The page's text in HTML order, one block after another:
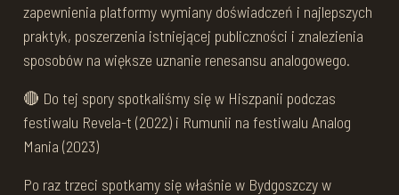
zapewnienia platformy wymiany doświadczeń i najlepszych
praktyk, poszerzenia istniejącej publiczności i znalezienia
sposobów na większe uznanie renesansu analogowego.
🔴 Do tej spory spotkaliśmy się w Hiszpanii podczas
festiwalu Revela-t (2022) i Rumunii na festiwalu Analog
Mania (2023)
Po raz trzeci spotkamy się właśnie w Bydgoszczy w